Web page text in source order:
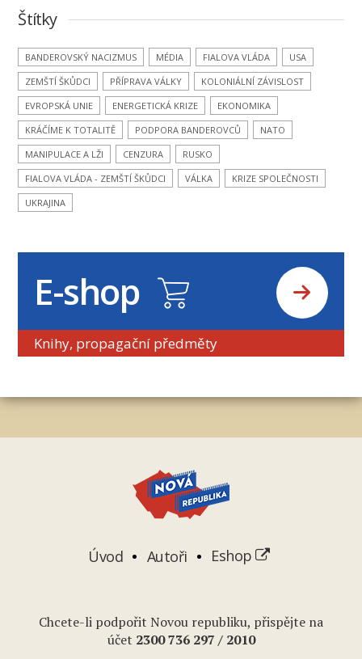
Štítky
BANDEROVSKÝ NACIZMUS MÉDIA FIALOVA VLÁDA
USA
ZEMŠTÍ ŠKŮDCI
PŘÍPRAVA VÁLKY
KOLONIÁLNÍ ZÁVISLOST
EVROPSKÁ UNIE
ENERGETICKÁ KRIZE
EKONOMIKA
KRÁČÍME K TOTALITĚ
PODPORA BANDEROVCŮ
NATO
MANIPULACE A LŽI
CENZURA
RUSKO
FIALOVA VLÁDA - ZEMŠTÍ ŠKŮDCI
VÁLKA
KRIZE SPOLEČNOSTI
UKRAJINA
E-shop
Knihy, propagační předměty
Úvod Autoři Eshop
Chcete-li podpořit Novou republiku, přispějte na
účet 2300 736 297 / 2010